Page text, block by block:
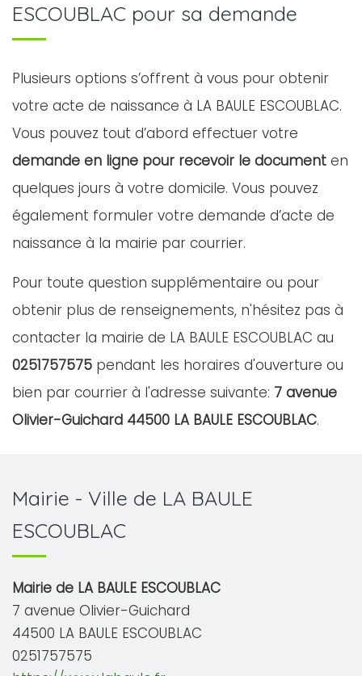
ESCOUBLAC pour sa demande
Plusieurs options s’offrent à vous pour obtenir
votre acte de naissance à LA BAULE ESCOUBLAC.
Vous pouvez tout d’abord effectuer votre
demande en ligne pour recevoir le document en
quelques jours à votre domicile. Vous pouvez
également formuler votre demande d’acte de
naissance à la mairie par courrier.
Pour toute question supplémentaire ou pour
obtenir plus de renseignements, n'hésitez pas à
contacter la mairie de LA BAULE ESCOUBLAC au
0251757575 pendant les horaires d'ouverture ou
bien par courrier à l'adresse suivante: 7 avenue
Olivier-Guichard 44500 LA BAULE ESCOUBLAC.
Mairie - Ville de LA BAULE
ESCOUBLAC
Mairie de LA BAULE ESCOUBLAC
7 avenue Olivier-Guichard
44500 LA BAULE ESCOUBLAC
0251757575